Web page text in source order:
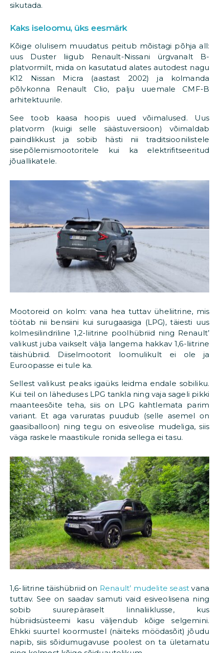
sikutada.
Kaks iseloomu, üks eesmärk
Kõige olulisem muudatus peitub mõistagi põhja all:
uus Duster liigub Renault-Nissani ürgvanalt B-
platvormilt, mida on kasutatud alates autodest nagu
K12 Nissan Micra (aastast 2002) ja kolmanda
põlvkonna Renault Clio, palju uuemale CMF-B
arhitektuurile.
See toob kaasa hoopis uued võimalused. Uus
platvorm (kuigi selle säästuversioon) võimaldab
paindlikkust ja sobib hästi nii traditsioonilistele
sisepõlemismootoritele kui ka elektrifitseeritud
jõuallikatele.
Mootoreid on kolm: vana hea tuttav üheliitrine, mis
töötab nii bensiini kui surugaasiga (LPG), täiesti uus
kolmesilindriline 1,2-liitrine poolhübriid ning Renault’
valikust juba vaikselt välja langema hakkav 1,6-liitrine
täishübriid. Diiselmootorit loomulikult ei ole ja
Euroopasse ei tule ka.
Sellest valikust peaks igaüks leidma endale sobiliku.
Kui teil on läheduses LPG tankla ning vaja sageli pikki
maanteesõite teha, siis on LPG kahtlemata parim
variant. Et aga varuratas puudub (selle asemel on
gaasiballoon) ning tegu on esiveolise mudeliga, siis
väga raskele maastikule ronida sellega ei tasu.
1,6-liitrine täishübriid on Renault’ mudelite seastvana
tuttav. See on saadav samuti vaid esiveolisena ning
sobib suurepäraselt linnaliiklusse, kus
hübriidsüsteemi kasu väljendub kõige selgemini.
Ehkki suurtel koormustel (näiteks möödasõit) jõudu
napib, siis sõidumugavuse poolest on ta ületamatu